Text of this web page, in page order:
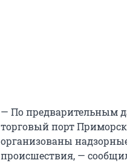
— По предварительным
торговый порт
организованы
происшествия, —